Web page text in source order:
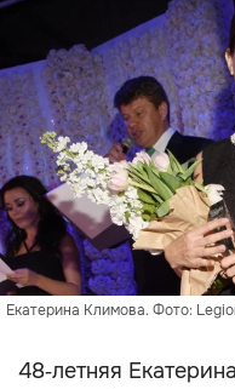
Екатерина Климова. Фото:
48‑летняя